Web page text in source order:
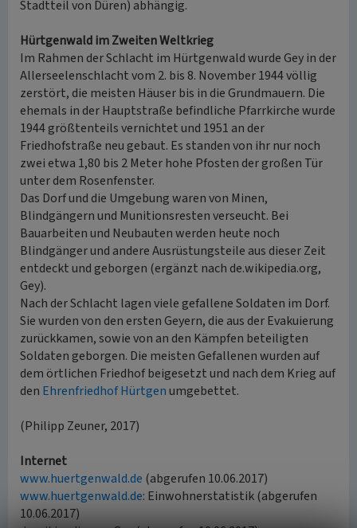
Stadtteil von Düren) abhängig.
Hürtgenwald im Zweiten Weltkrieg
Im Rahmen der Schlacht im Hürtgenwald wurde Gey in der
Allerseelenschlacht vom 2. bis 8. November 1944 völlig
zerstört, die meisten Häuser bis in die Grundmauern. Die
ehemals in der Hauptstraße befindliche Pfarrkirche wurde
1944 größtenteils vernichtet und 1951 an der
Friedhofstraße neu gebaut. Es standen von ihr nur noch
zwei etwa 1,80 bis 2 Meter hohe Pfosten der großen Tür
unter dem Rosenfenster.
Das Dorf und die Umgebung waren von Minen,
Blindgängern und Munitionsresten verseucht. Bei
Bauarbeiten und Neubauten werden heute noch
Blindgänger und andere Ausrüstungsteile aus dieser Zeit
entdeckt und geborgen (ergänzt nach de.wikipedia.org,
Gey).
Nach der Schlacht lagen viele gefallene Soldaten im Dorf.
Sie wurden von den ersten Geyern, die aus der Evakuierung
zurückkamen, sowie von an den Kämpfen beteiligten
Soldaten geborgen. Die meisten Gefallenen wurden auf
dem örtlichen Friedhof beigesetzt und nach dem Krieg auf
den Ehrenfriedhof Hürtgenumgebettet.
(Philipp Zeuner, 2017)
Internet
www.huertgenwald.de (abgerufen 10.06.2017)
www.huertgenwald.de: Einwohnerstatistik (abgerufen
10.06.2017)